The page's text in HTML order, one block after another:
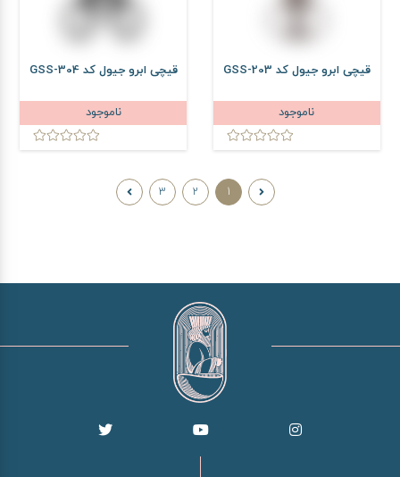
قیچی ابرو جیول کد GSS-203
ناموجود
قیچی ابرو جیول کد GSS-304
ناموجود
1
2
3